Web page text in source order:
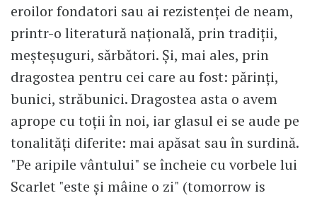
eroilor fondatori sau ai rezistenței de neam,
printr-o literatură națională, prin tradiții,
meșteșuguri, sărbători. Și, mai ales, prin
dragostea pentru cei care au fost: părinți,
bunici, străbunici. Dragostea asta o avem
aprope cu toții în noi, iar glasul ei se aude pe
tonalități diferite: mai apăsat sau în surdină.
"Pe aripile vântului" se încheie cu vorbele lui
Scarlet "este și mâine o zi" (tomorrow is